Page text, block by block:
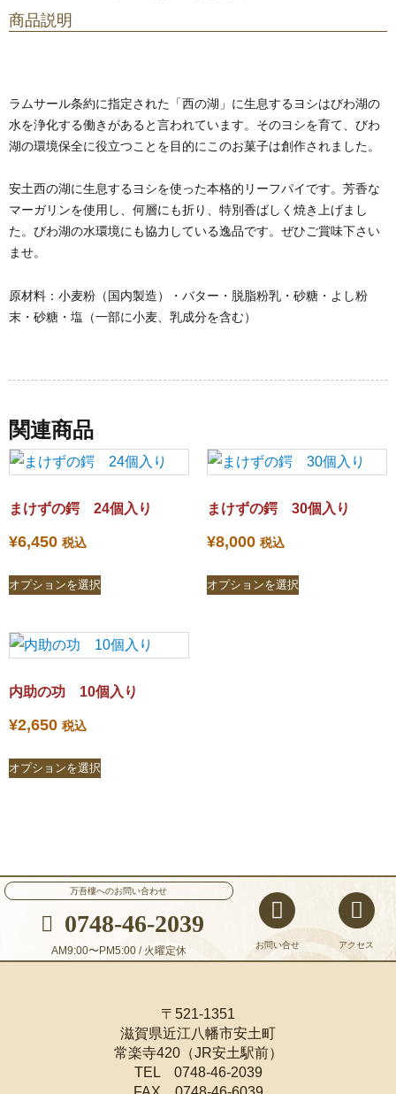
商品説明
ラムサール条約に指定された「西の湖」に生息するヨシはびわ湖の
水を浄化する働きがあると言われています。そのヨシを育て、びわ
湖の環境保全に役立つことを目的にこのお菓子は創作されました。
安土西の湖に生息するヨシを使った本格的リーフパイです。芳香な
マーガリンを使用し、何層にも折り、特別香ばしく焼き上げまし
た。びわ湖の水環境にも協力している逸品です。ぜひご賞味下さい
ませ。
原材料：小麦粉（国内製造）・バター・脱脂粉乳・砂糖・よし粉
末・砂糖・塩（一部に小麦、乳成分を含む）
関連商品
まけずの鍔 24個入り
¥6,450 税込
オプションを選択
まけずの鍔 30個入り
¥8,000 税込
オプションを選択
内助の功 10個入り
¥2,650 税込
オプションを選択
万吾樓へのお問い合わせ
0748-46-2039
AM9:00〜PM5:00 / 火曜定休 お問い合せ アクセス
〒521-1351
滋賀県近江八幡市安土町
常楽寺420（JR安土駅前）
TEL 0748-46-2039